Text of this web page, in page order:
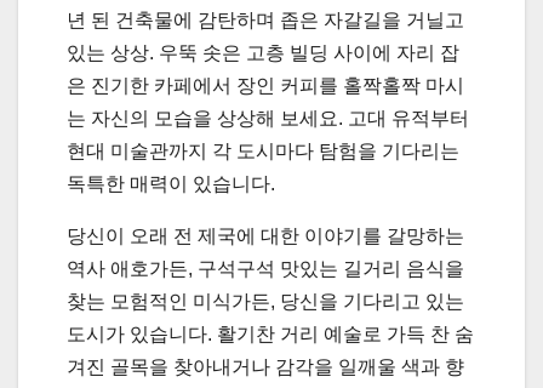
년 된 건축물에 감탄하며 좁은 자갈길을 거닐고
있는 상상. 우뚝 솟은 고층 빌딩 사이에 자리 잡
은 진기한 카페에서 장인 커피를 홀짝홀짝 마시
는 자신의 모습을 상상해 보세요. 고대 유적부터
현대 미술관까지 각 도시마다 탐험을 기다리는
독특한 매력이 있습니다.
당신이 오래 전 제국에 대한 이야기를 갈망하는
역사 애호가든, 구석구석 맛있는 길거리 음식을
찾는 모험적인 미식가든, 당신을 기다리고 있는
도시가 있습니다. 활기찬 거리 예술로 가득 찬 숨
겨진 골목을 찾아내거나 감각을 일깨울 색과 향